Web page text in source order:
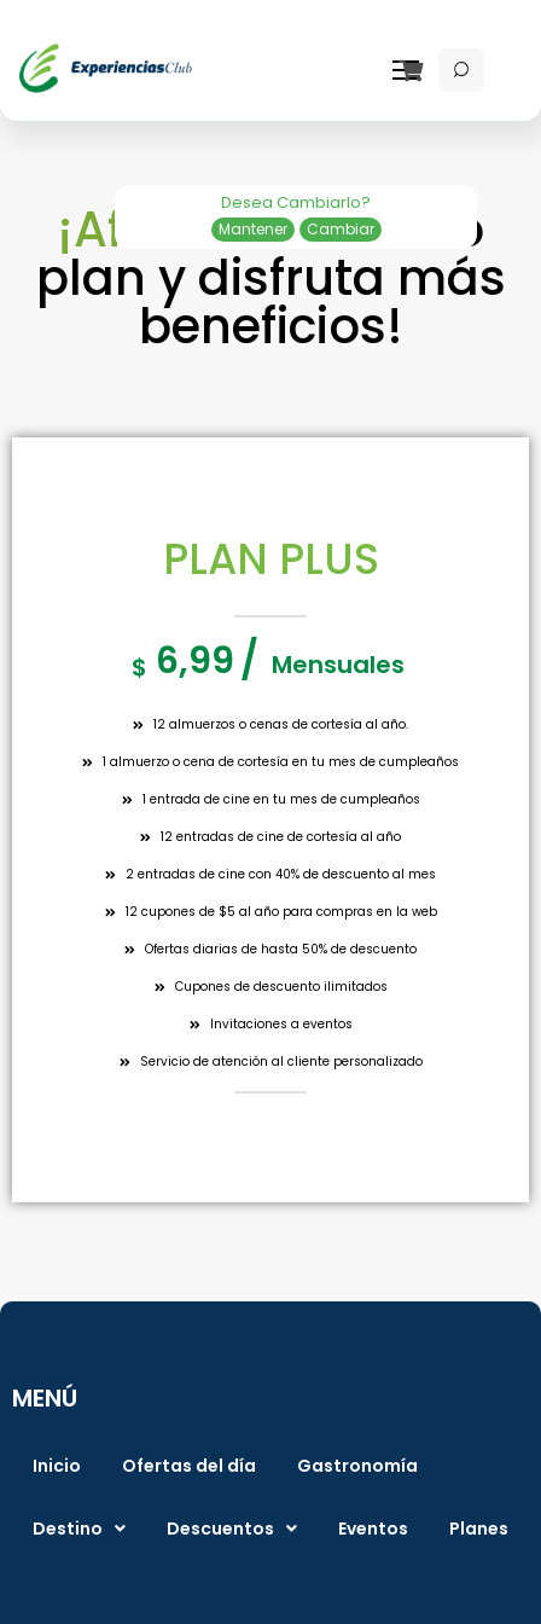
Desea Cambiarlo?
Mantener Cambiar
¡Afíliatea nuestro
plan y disfruta más
beneficios!
PLAN PLUS
$ 6,99/ Mensuales
12 almuerzos o cenas de cortesía al año.
1 almuerzo o cena de cortesía en tu mes de cumpleaños
1 entrada de cine en tu mes de cumpleaños
12 entradas de cine de cortesía al año
2 entradas de cine con 40% de descuento al mes
12 cupones de $5 al año para compras en la web
Ofertas diarias de hasta 50% de descuento
Cupones de descuento ilimitados
Invitaciones a eventos
Servicio de atención al cliente personalizado
MENÚ
Inicio Ofertas del día Gastronomía
Destino Descuentos Eventos Planes